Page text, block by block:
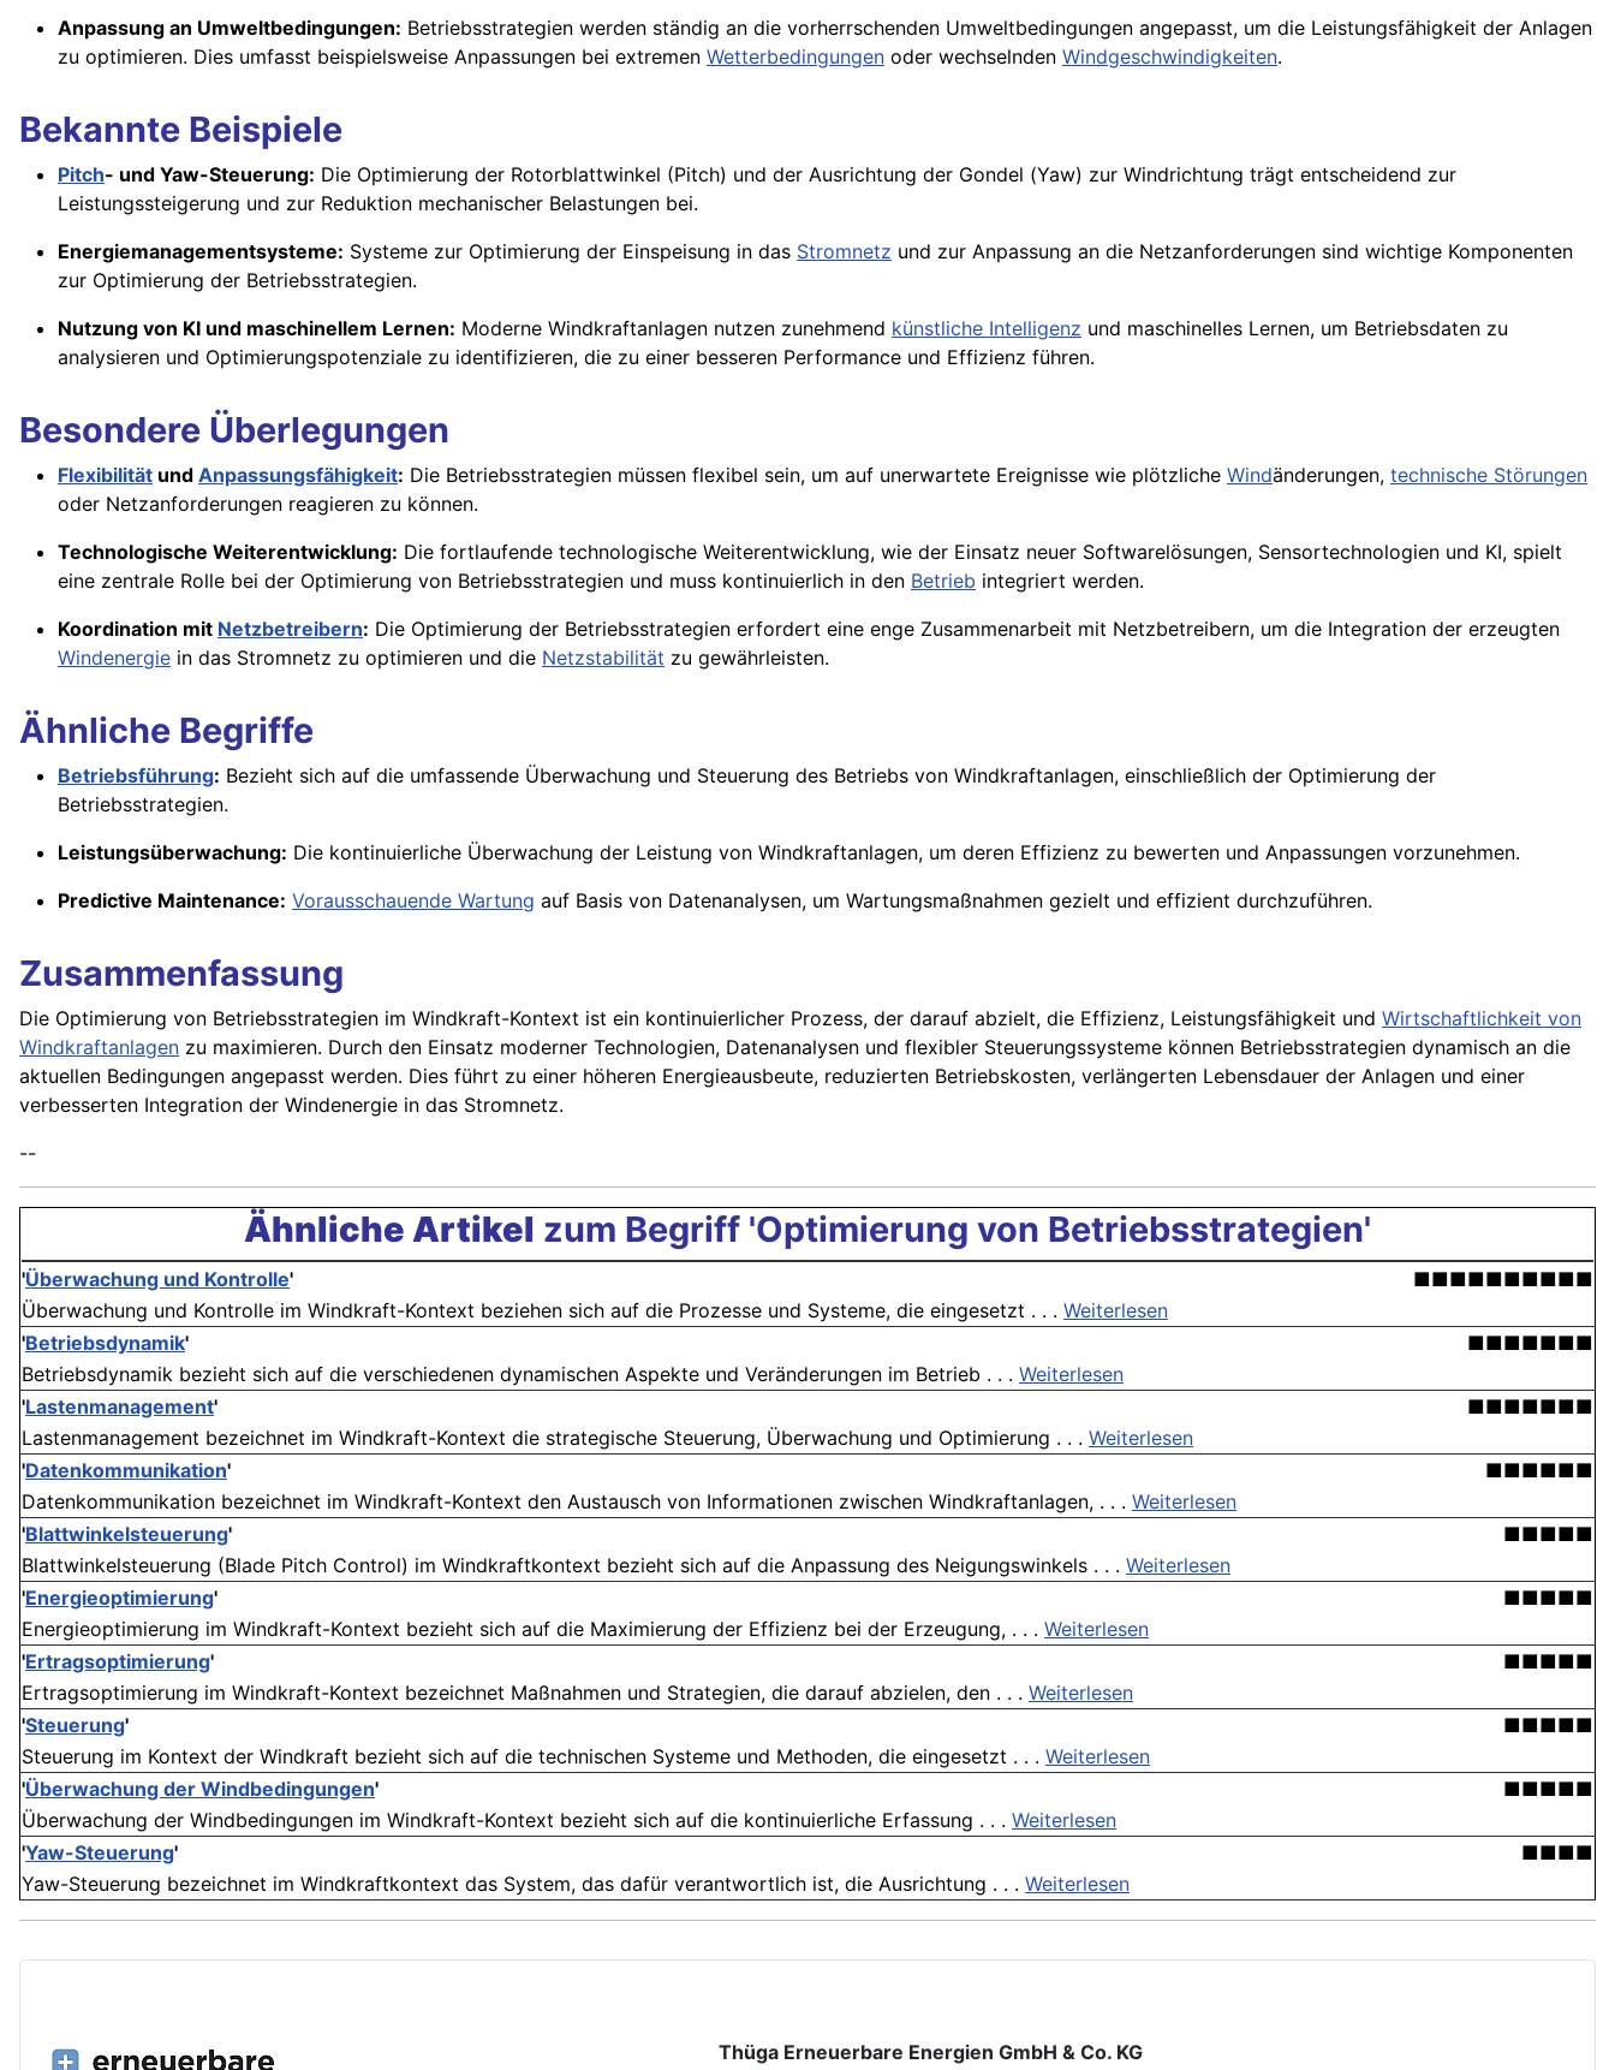
Anpassung an Umweltbedingungen: Betriebsstrategien werden ständig an die vorherrschenden Umweltbedingungen angepasst, um die Leistungsfähigkeit der Anlagen
zu optimieren. Dies umfasst beispielsweise Anpassungen bei extremen Wetterbedingungen oder wechselnden Windgeschwindigkeiten.
Bekannte Beispiele
Pitch- und Yaw-Steuerung: Die Optimierung der Rotorblattwinkel (Pitch) und der Ausrichtung der Gondel (Yaw) zur Windrichtung trägt entscheidend zur
Leistungssteigerung und zur Reduktion mechanischer Belastungen bei.
Energiemanagementsysteme: Systeme zur Optimierung der Einspeisung in das Stromnetz und zur Anpassung an die Netzanforderungen sind wichtige Komponenten
zur Optimierung der Betriebsstrategien.
Nutzung von KI und maschinellem Lernen: Moderne Windkraftanlagen nutzen zunehmend künstliche Intelligenz und maschinelles Lernen, um Betriebsdaten zu
analysieren und Optimierungspotenziale zu identifizieren, die zu einer besseren Performance und Effizienz führen.
Besondere Überlegungen
Flexibilität und Anpassungsfähigkeit: Die Betriebsstrategien müssen flexibel sein, um auf unerwartete Ereignisse wie plötzliche Windänderungen, technische Störungen
oder Netzanforderungen reagieren zu können.
Technologische Weiterentwicklung: Die fortlaufende technologische Weiterentwicklung, wie der Einsatz neuer Softwarelösungen, Sensortechnologien und KI, spielt
eine zentrale Rolle bei der Optimierung von Betriebsstrategien und muss kontinuierlich in den Betrieb integriert werden.
Koordination mit Netzbetreibern: Die Optimierung der Betriebsstrategien erfordert eine enge Zusammenarbeit mit Netzbetreibern, um die Integration der erzeugten
Windenergie in das Stromnetz zu optimieren und die Netzstabilität zu gewährleisten.
Ähnliche Begriffe
Betriebsführung: Bezieht sich auf die umfassende Überwachung und Steuerung des Betriebs von Windkraftanlagen, einschließlich der Optimierung der
Betriebsstrategien.
Leistungsüberwachung: Die kontinuierliche Überwachung der Leistung von Windkraftanlagen, um deren Effizienz zu bewerten und Anpassungen vorzunehmen.
Predictive Maintenance: Vorausschauende Wartung auf Basis von Datenanalysen, um Wartungsmaßnahmen gezielt und effizient durchzuführen.
Zusammenfassung
Die Optimierung von Betriebsstrategien im Windkraft-Kontext ist ein kontinuierlicher Prozess, der darauf abzielt, die Effizienz, Leistungsfähigkeit und Wirtschaftlichkeit von
Windkraftanlagen zu maximieren. Durch den Einsatz moderner Technologien, Datenanalysen und flexibler Steuerungssysteme können Betriebsstrategien dynamisch an die
aktuellen Bedingungen angepasst werden. Dies führt zu einer höheren Energieausbeute, reduzierten Betriebskosten, verlängerten Lebensdauer der Anlagen und einer
verbesserten Integration der Windenergie in das Stromnetz.
--
Ähnliche Artikel zum Begriff 'Optimierung von Betriebsstrategien'
'Überwachung und Kontrolle'
■■■■■■■■■■
Überwachung und Kontrolle im Windkraft-Kontext beziehen sich auf die Prozesse und Systeme, die eingesetzt . . . Weiterlesen
'Betriebsdynamik'
■■■■■■■
Betriebsdynamik bezieht sich auf die verschiedenen dynamischen Aspekte und Veränderungen im Betrieb . . . Weiterlesen
'Lastenmanagement'
■■■■■■■
Lastenmanagement bezeichnet im Windkraft-Kontext die strategische Steuerung, Überwachung und Optimierung . . . Weiterlesen
'Datenkommunikation'
■■■■■■
Datenkommunikation bezeichnet im Windkraft-Kontext den Austausch von Informationen zwischen Windkraftanlagen, . . . Weiterlesen
'Blattwinkelsteuerung'
■■■■■
Blattwinkelsteuerung (Blade Pitch Control) im Windkraftkontext bezieht sich auf die Anpassung des Neigungswinkels . . . Weiterlesen
'Energieoptimierung'
■■■■■
Energieoptimierung im Windkraft-Kontext bezieht sich auf die Maximierung der Effizienz bei der Erzeugung, . . . Weiterlesen
'Ertragsoptimierung'
■■■■■
Ertragsoptimierung im Windkraft-Kontext bezeichnet Maßnahmen und Strategien, die darauf abzielen, den . . . Weiterlesen
'Steuerung'
■■■■■
Steuerung im Kontext der Windkraft bezieht sich auf die technischen Systeme und Methoden, die eingesetzt . . . Weiterlesen
'Überwachung der Windbedingungen'
■■■■■
Überwachung der Windbedingungen im Windkraft-Kontext bezieht sich auf die kontinuierliche Erfassung . . . Weiterlesen
'Yaw-Steuerung'
■■■■
Yaw-Steuerung bezeichnet im Windkraftkontext das System, das dafür verantwortlich ist, die Ausrichtung . . . Weiterlesen
Thüga Erneuerbare Energien GmbH & Co. KG